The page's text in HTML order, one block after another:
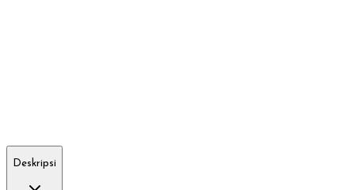
Deskripsi